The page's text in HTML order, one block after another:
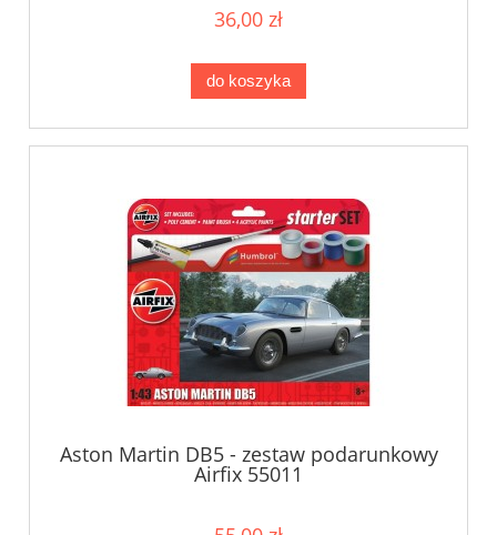
36,00 zł
do koszyka
Aston Martin DB5 - zestaw podarunkowy
Airfix 55011